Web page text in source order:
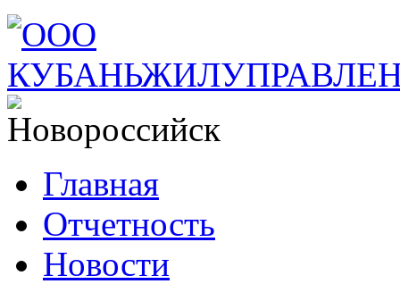
Главная
Отчетность
Новости